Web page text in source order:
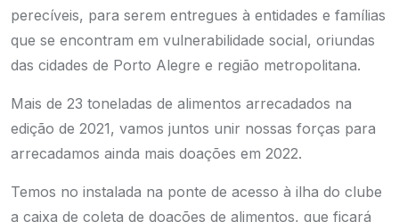
perecíveis, para serem entregues à entidades e famílias
que se encontram em vulnerabilidade social, oriundas
das cidades de Porto Alegre e região metropolitana.
Mais de 23 toneladas de alimentos arrecadados na
edição de 2021, vamos juntos unir nossas forças para
arrecadamos ainda mais doações em 2022.
Temos no instalada na ponte de acesso à ilha do clube
a caixa de coleta de doações de alimentos, que ficará